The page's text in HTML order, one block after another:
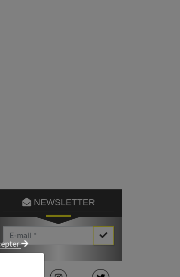
NEWSLETTER
Votre Email *